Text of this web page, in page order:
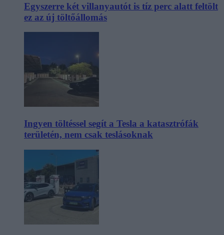
Egyszerre két villanyautót is tíz perc alatt feltölt
ez az új töltőállomás
Ingyen töltéssel segít a Tesla a katasztrófák
területén, nem csak teslásoknak